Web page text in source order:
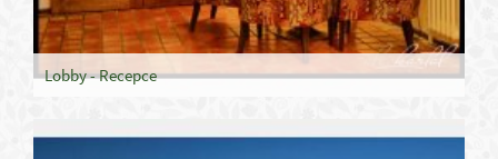
Lobby - Recepce